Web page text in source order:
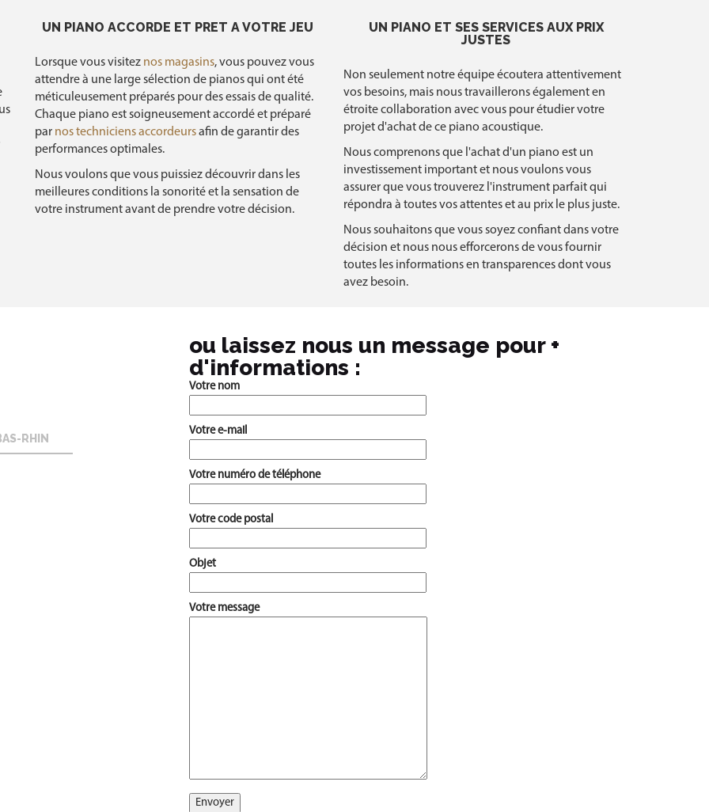
UN PIANO ACCORDÉ ET PRÊT À VOTRE JEU
Lorsque vous visitez nos magasins, vous pouvez vous
attendre à une large sélection de pianos qui ont été
méticuleusement préparés pour des essais de qualité.
Chaque piano est soigneusement accordé et préparé
par nos techniciens accordeursafin de garantir des
performances optimales.
Nous voulons que vous puissiez découvrir dans les
meilleures conditions la sonorité et la sensation de
votre instrument avant de prendre votre décision.
UN PIANO ET SES SERVICES AUX PRIX
JUSTES
Non seulement notre équipe écoutera attentivement
vos besoins, mais nous travaillerons également en
étroite collaboration avec vous pour étudier votre
projet d'achat de ce piano acoustique.
Nous comprenons que l'achat d'un piano est un
investissement important et nous voulons vous
assurer que vous trouverez l'instrument parfait qui
répondra à toutes vos attentes et au prix le plus juste.
Nous souhaitons que vous soyez confiant dans votre
décision et nous nous efforcerons de vous fournir
toutes les informations en transparences dont vous
avez besoin.
RHIN
ou laissez nous un message pour +
d'informations :
Votre nom
Votre e-mail
Votre numéro de téléphone
Votre code postal
Objet
Votre message